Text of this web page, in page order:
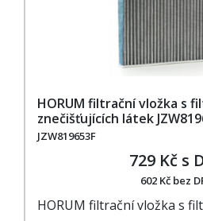
HORUM filtrační vložka s
znečišťujících látek
JZW819653F
729 Kč s
602 Kč bez
HORUM filtrační vložka s